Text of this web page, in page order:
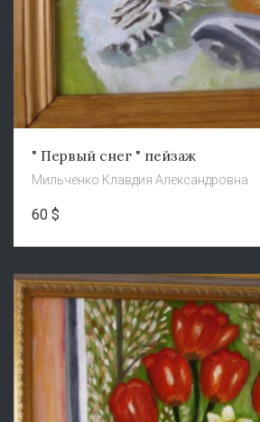
" Первый снег " пейзаж
Мильченко Клавдия Александровна
60 $